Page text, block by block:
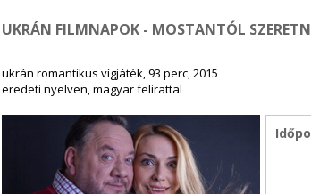
UKRÁN FILMNAPOK - MOSTANTÓL
ukrán romantikus vígjáték, 93 perc, 2015
eredeti nyelven, magyar felirattal